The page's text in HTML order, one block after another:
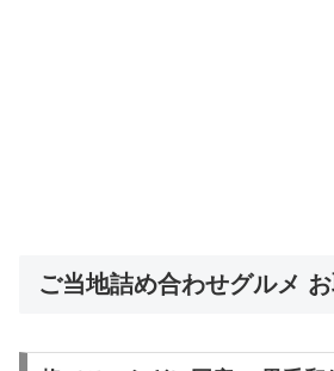
ご当地詰め合わせグルメ